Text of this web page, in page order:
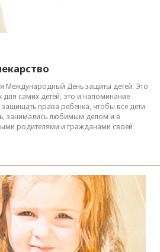
Международный День защиты детей. Это
для самих детей, это и напоминание
права ребенка, чтобы все дети
занимались любимым делом и в
родителями и гражданами своей